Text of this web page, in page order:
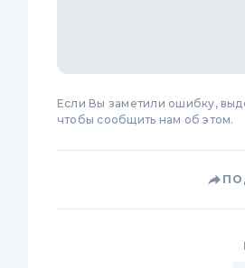
Если Вы заметили ошибку,
чтобы сообщить нам об этом.